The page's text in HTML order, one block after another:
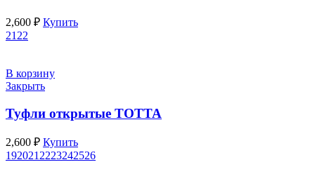
2,600 ₽ Купить
21 22
В корзину
Закрыть
Туфли открытые ТОТТА
2,600 ₽ Купить
192021 2223242526